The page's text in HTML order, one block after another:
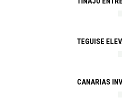
TEGUISE
CANARIAS